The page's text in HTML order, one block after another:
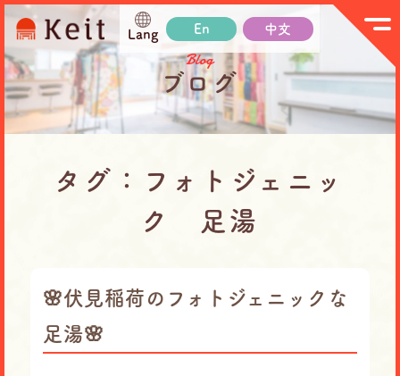
Lang En 中文
Blog
ブログ
タグ：フォトジェニッ
ク 足湯
🌸伏見稲荷のフォトジェニックな
足湯🌸